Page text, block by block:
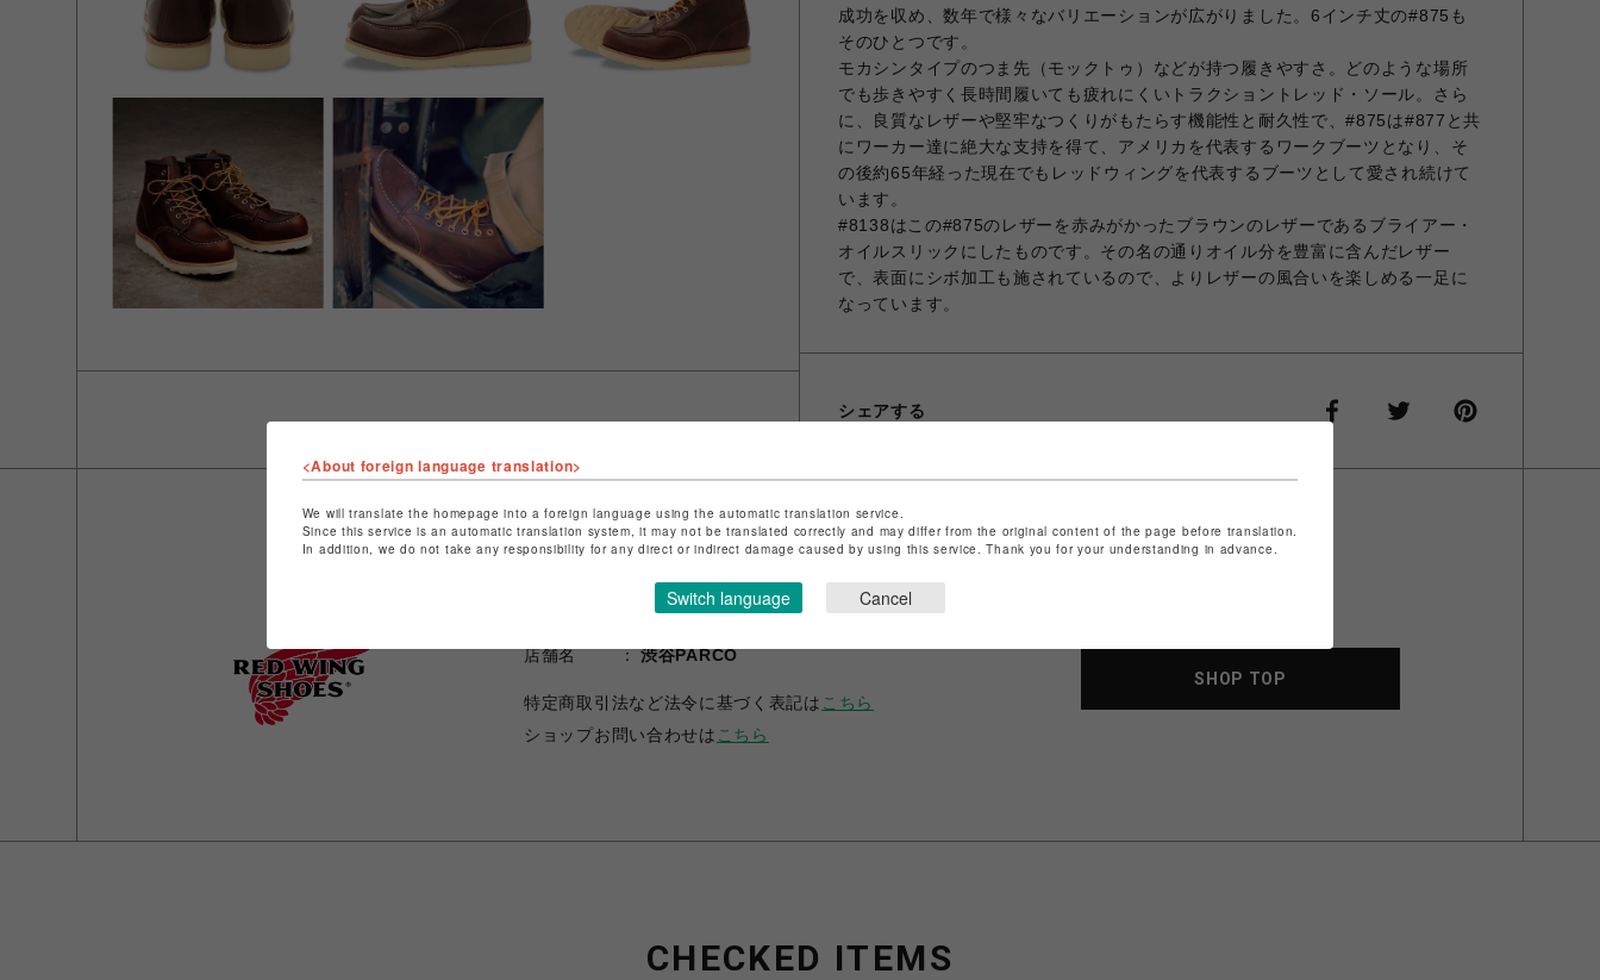
成功を収め、数年で様々なバリエーションが広がりました。6インチ丈の#875も
そのひとつです。
モカシンタイプのつま先（モックトゥ）などが持つ履きやすさ。どのような場所
でも歩きやすく長時間履いても疲れにくいトラクショントレッド・ソール。さら
に、良質なレザーや堅牢なつくりがもたらす機能性と耐久性で、#875は#877と共
にワーカー達に絶大な支持を得て、アメリカを代表するワークブーツとなり、そ
の後約65年経った現在でもレッドウィングを代表するブーツとして愛され続けて
います。
#8138はこの#875のレザーを赤みがかったブラウンのレザーであるブライアー・
オイルスリックにしたものです。その名の通りオイル分を豊富に含んだレザー
で、表面にシボ加工も施されているので、よりレザーの風合いを楽しめる一足に
なっています。
シェアする
店舗名
渋谷PARCO
特定商取引法など法令に基づく表記は こちら
ショップお問い合わせは こちら
SHOP TOP
CHECKED ITEMS
<About foreign language translation>
We will translate the homepage into a foreign language using the automatic translation service.
Since this service is an automatic translation system, it may not be translated correctly and may differ from the original content of the page before translation.
In addition, we do not take any responsibility for any direct or indirect damage caused by using this service. Thank you for your understanding in advance.
Switch language Cancel